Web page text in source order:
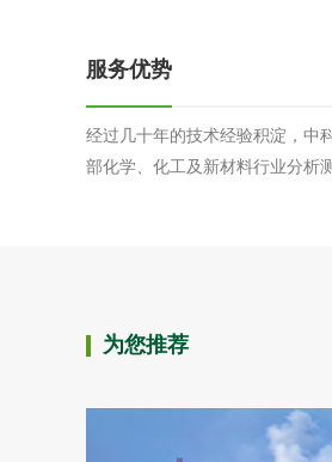
服务优势
经过几十年的技术经验积淀，中
部化学、化工及新材料行业分析
为您推荐